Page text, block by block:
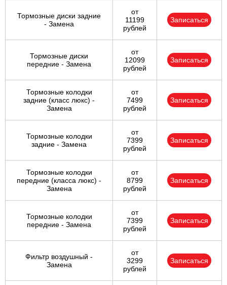
Тормозные диски задние
- Замена
от
11199
рублей
Записаться
Тормозные диски
передние - Замена
от
12099
рублей
Записаться
Тормозные колодки
задние (класс люкс) -
Замена
от
7499
рублей
Записаться
Тормозные колодки
задние - Замена
от
7399
рублей
Записаться
Тормозные колодки
передние (класса люкс) -
Замена
от
8799
рублей
Записаться
Тормозные колодки
передние - Замена
от
7399
рублей
Записаться
Фильтр воздушный -
Замена
от
3299
рублей
Записаться